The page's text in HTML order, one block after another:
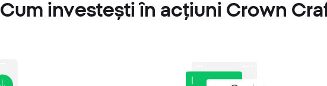
Cum investești în acțiuni Crown